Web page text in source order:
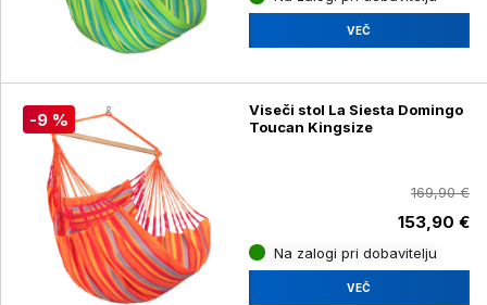
VEČ
-9 %
Viseči stol La Siesta Domingo
Toucan Kingsize
169,90 €
153,90 €
Na zalogi pri dobavitelju
VEČ